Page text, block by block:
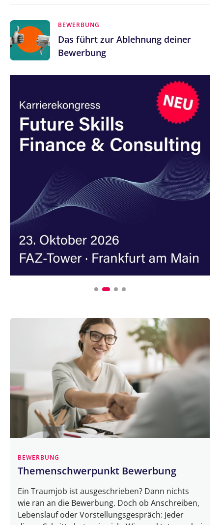
BEWERBUNG
Das führt zur Ablehnung deiner
Bewerbung
BEWERBUNG
Themenschwerpunkt Bewerbung
Ein Traumjob ist ausgeschrieben? Dann nichts
wie ran an die Bewerbung. Doch ob Anschreiben,
Lebenslauf oder Vorstellungsgespräch: Jeder